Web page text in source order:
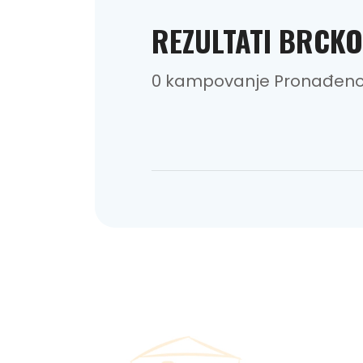
REZULTATI BRCKO
0 kampovanje